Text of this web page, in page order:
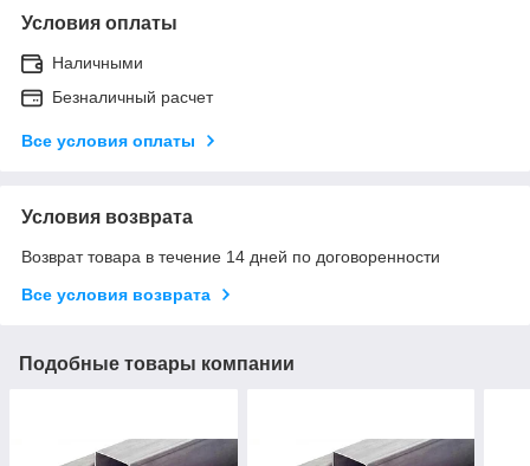
Условия оплаты
Наличными
Безналичный расчет
Все условия оплаты
Условия возврата
Возврат товара в течение 14 дней по договоренности
Все условия возврата
Подобные товары компании